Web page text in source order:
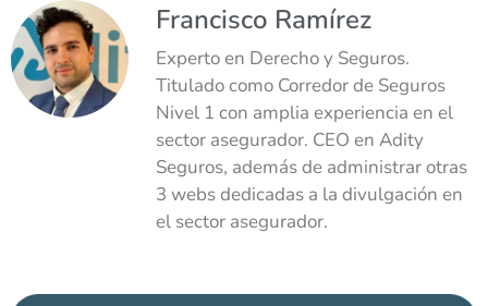
Francisco Ramírez
Experto en Derecho y Seguros.
Titulado como Corredor de Seguros
Nivel 1 con amplia experiencia en el
sector asegurador. CEO en Adity
Seguros, además de administrar otras
3 webs dedicadas a la divulgación en
el sector asegurador.